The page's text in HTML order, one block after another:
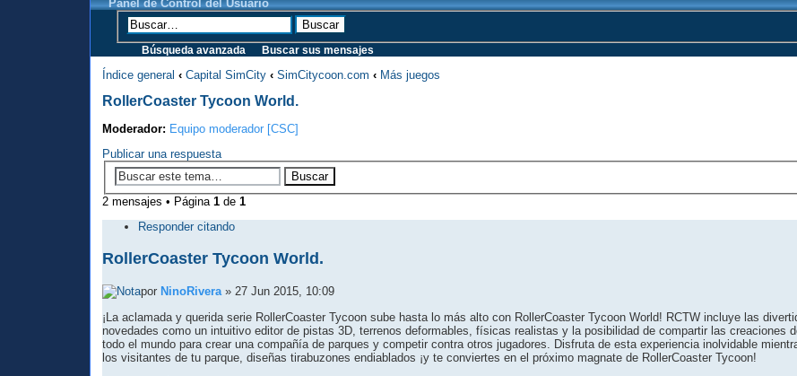
Panel de Control del Usuario
Búsqueda avanzada Buscar sus mensajes
Índice general ‹ Capital SimCity ‹ SimCitycoon.com ‹ Más juegos
RollerCoaster Tycoon World.
Moderador: Equipo moderador [CSC]
Publicar una respuesta
2 mensajes • Página1 de1
Responder citando
RollerCoaster Tycoon World.
porNinoRivera » 27 Jun 2015, 10:09
¡La aclamada y querida serie RollerCoaster Tycoon sube hasta lo más alto con RollerCoaster Tycoon World! RCTW incluye las
novedades como un intuitivo editor de pistas 3D, terrenos deformables, físicas realistas y la posibilidad de compartir las creaciones
todo el mundo para crear una compañía de parques y competir contra otros jugadores. Disfruta de esta experiencia inolvidable
los visitantes de tu parque, diseñas tirabuzones endiablados ¡y te conviertes en el próximo magnate de RollerCoaster Tycoon!